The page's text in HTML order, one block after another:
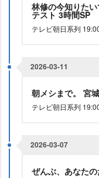
林修の今知りた
テスト 3時間SP
テレビ朝日系列
2026-03-11
朝メシまで。 宮
テレビ朝日系列
2026-03-07
ぜんぶ、あなた